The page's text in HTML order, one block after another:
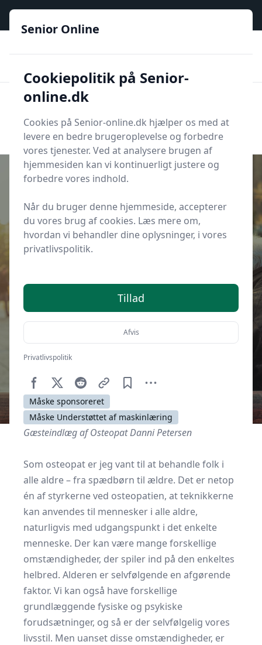
Søg
Udgivet iSundhed
Livet sætter sine fysiske spor
AfSenior Online
Måske sponsoreret
Måske Understøttet af maskinlæring
Gæsteindlæg af Osteopat Danni Petersen
Som osteopat er jeg vant til at behandle folk i
alle aldre – fra spædbørn til ældre. Det er netop
én af styrkerne ved osteopatien, at teknikkerne
kan anvendes til mennesker i alle aldre,
naturligvis med udgangspunkt i det enkelte
menneske. Der kan være mange forskellige
omstændigheder, der spiler ind på den enkeltes
helbred. Alderen er selvfølgende en afgørende
faktor. Vi kan også have forskellige
grundlæggende fysiske og psykiske
forudsætninger, og så er der selvfølgelig vores
livsstil. Men uanset disse omstændigheder, er
Senior Online
Cookiepolitik på Senior-
online.dk
Cookies på Senior-online.dk hjælper os med at
levere en bedre brugeroplevelse og forbedre
vores tjenester. Ved at analysere brugen af
hjemmesiden kan vi kontinuerligt justere og
forbedre vores indhold.
Når du bruger denne hjemmeside, accepterer
du vores brug af cookies. Læs mere om,
hvordan vi behandler dine oplysninger, i vores
privatlivspolitik.
Tillad
Afvis
Privatlivspolitik